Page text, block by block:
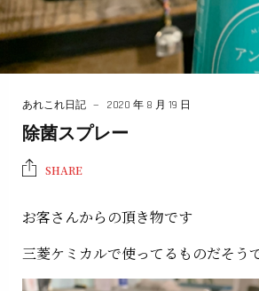
あれこれ日記 2020 年 8 月 19 日
除菌スプレー
SHARE
お客さんからの頂き物です
三菱ケミカルで使ってるものだそう